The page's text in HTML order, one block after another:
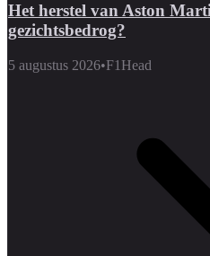
Het herstel van Aston
gezichtsbedrog?
5 augustus 2026•F1Head